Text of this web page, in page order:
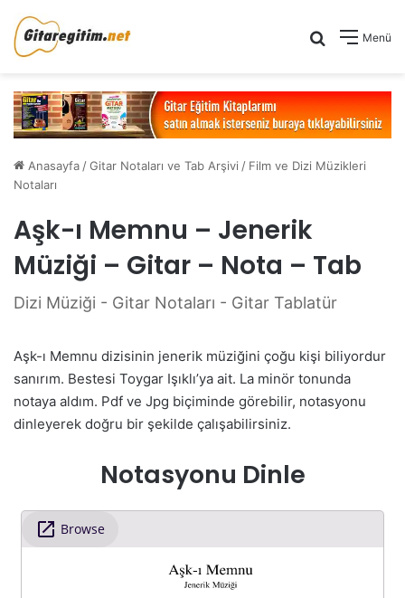
Menü
Arama yap
Anasayfa /Gitar Notaları ve Tab Arşivi / Film ve Dizi Müzikleri
Notaları
Aşk-ı Memnu – Jenerik
Müziği – Gitar – Nota – Tab
Dizi Müziği - Gitar Notaları - Gitar Tablatür
Aşk-ı Memnu dizisinin jenerik müziğini çoğu kişi biliyordur
sanırım. Bestesi Toygar Işıklı’ya ait. La minör tonunda
notaya aldım. Pdf ve Jpg biçiminde görebilir, notasyonu
dinleyerek doğru bir şekilde çalışabilirsiniz.
Notasyonu Dinle